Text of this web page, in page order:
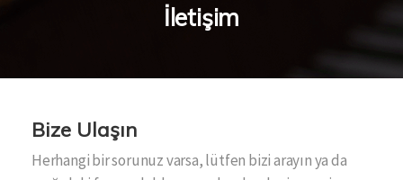
İletişim
Bize Ulaşın
Herhangi bir sorunuz varsa, lütfen bizi arayın ya da